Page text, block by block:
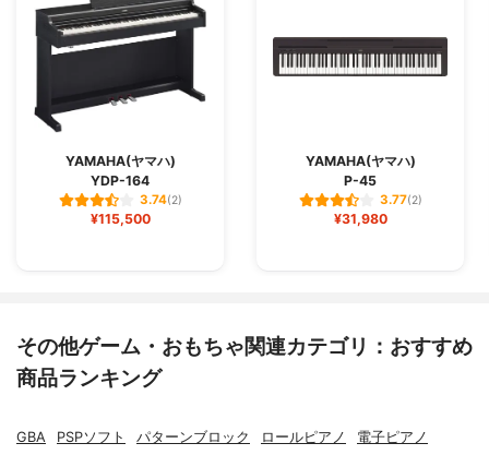
YAMAHA(ヤマハ)
YDP-164
3.74(2)
¥115,500
YAMAHA(ヤマハ)
P-45
3.77(2)
¥31,980
その他ゲーム・おもちゃ関連カテゴリ：おすすめ
商品ランキング
GBA PSPソフト パターンブロック ロールピアノ 電子ピアノ